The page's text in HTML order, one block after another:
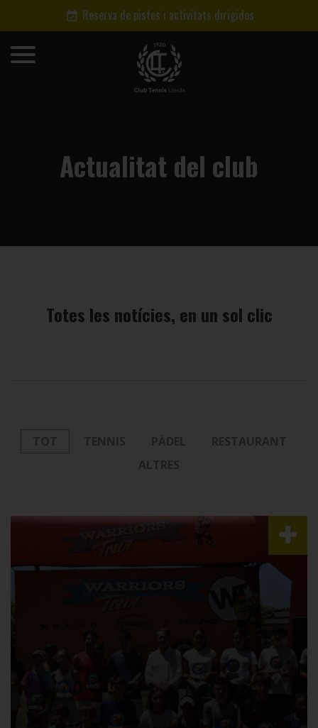
Reserva de pistes i activitats dirigides
Actualitat del club
Totes les notícies, en un sol clic